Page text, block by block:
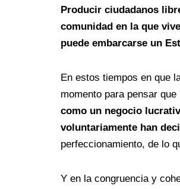
Producir ciudadanos
comunidad en la que
puede embarcarse un
En estos tiempos en que
momento para pensar
como un negocio
voluntariamente han
perfeccionamiento, de lo
Y en la congruencia y